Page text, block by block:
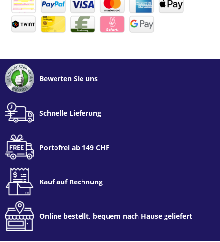
Bewerten Sie uns
Schnelle Lieferung
Portofrei ab 149 CHF
Kauf auf Rechnung
Online bestellt, bequem nach Hause geliefert